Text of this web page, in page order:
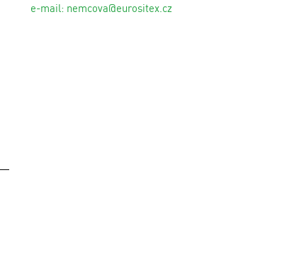
e-mail: nemcova@eurositex.cz